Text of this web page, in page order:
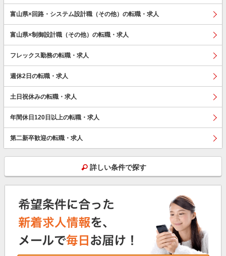
富山県×回路・システム設計職（その他）の転職・求人
富山県×制御設計職（その他）の転職・求人
フレックス勤務の転職・求人
週休2日の転職・求人
土日祝休みの転職・求人
年間休日120日以上の転職・求人
第二新卒歓迎の転職・求人
詳しい条件で探す